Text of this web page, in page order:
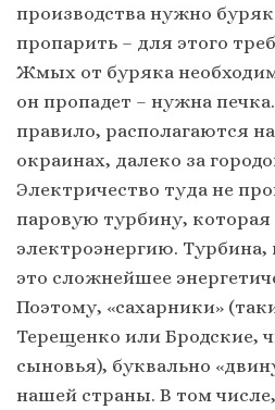
производства нужно
пропарить – для этого
Жмых от буряка
он пропадет – нужна
правило, располагаются
окраинах, далеко за
Электричество туда не
паровую турбину,
электроэнергию. Турбина,
это сложнейшее
Поэтому, «сахарники»
Терещенко или Бродские,
сыновья), буквально
нашей страны. В том